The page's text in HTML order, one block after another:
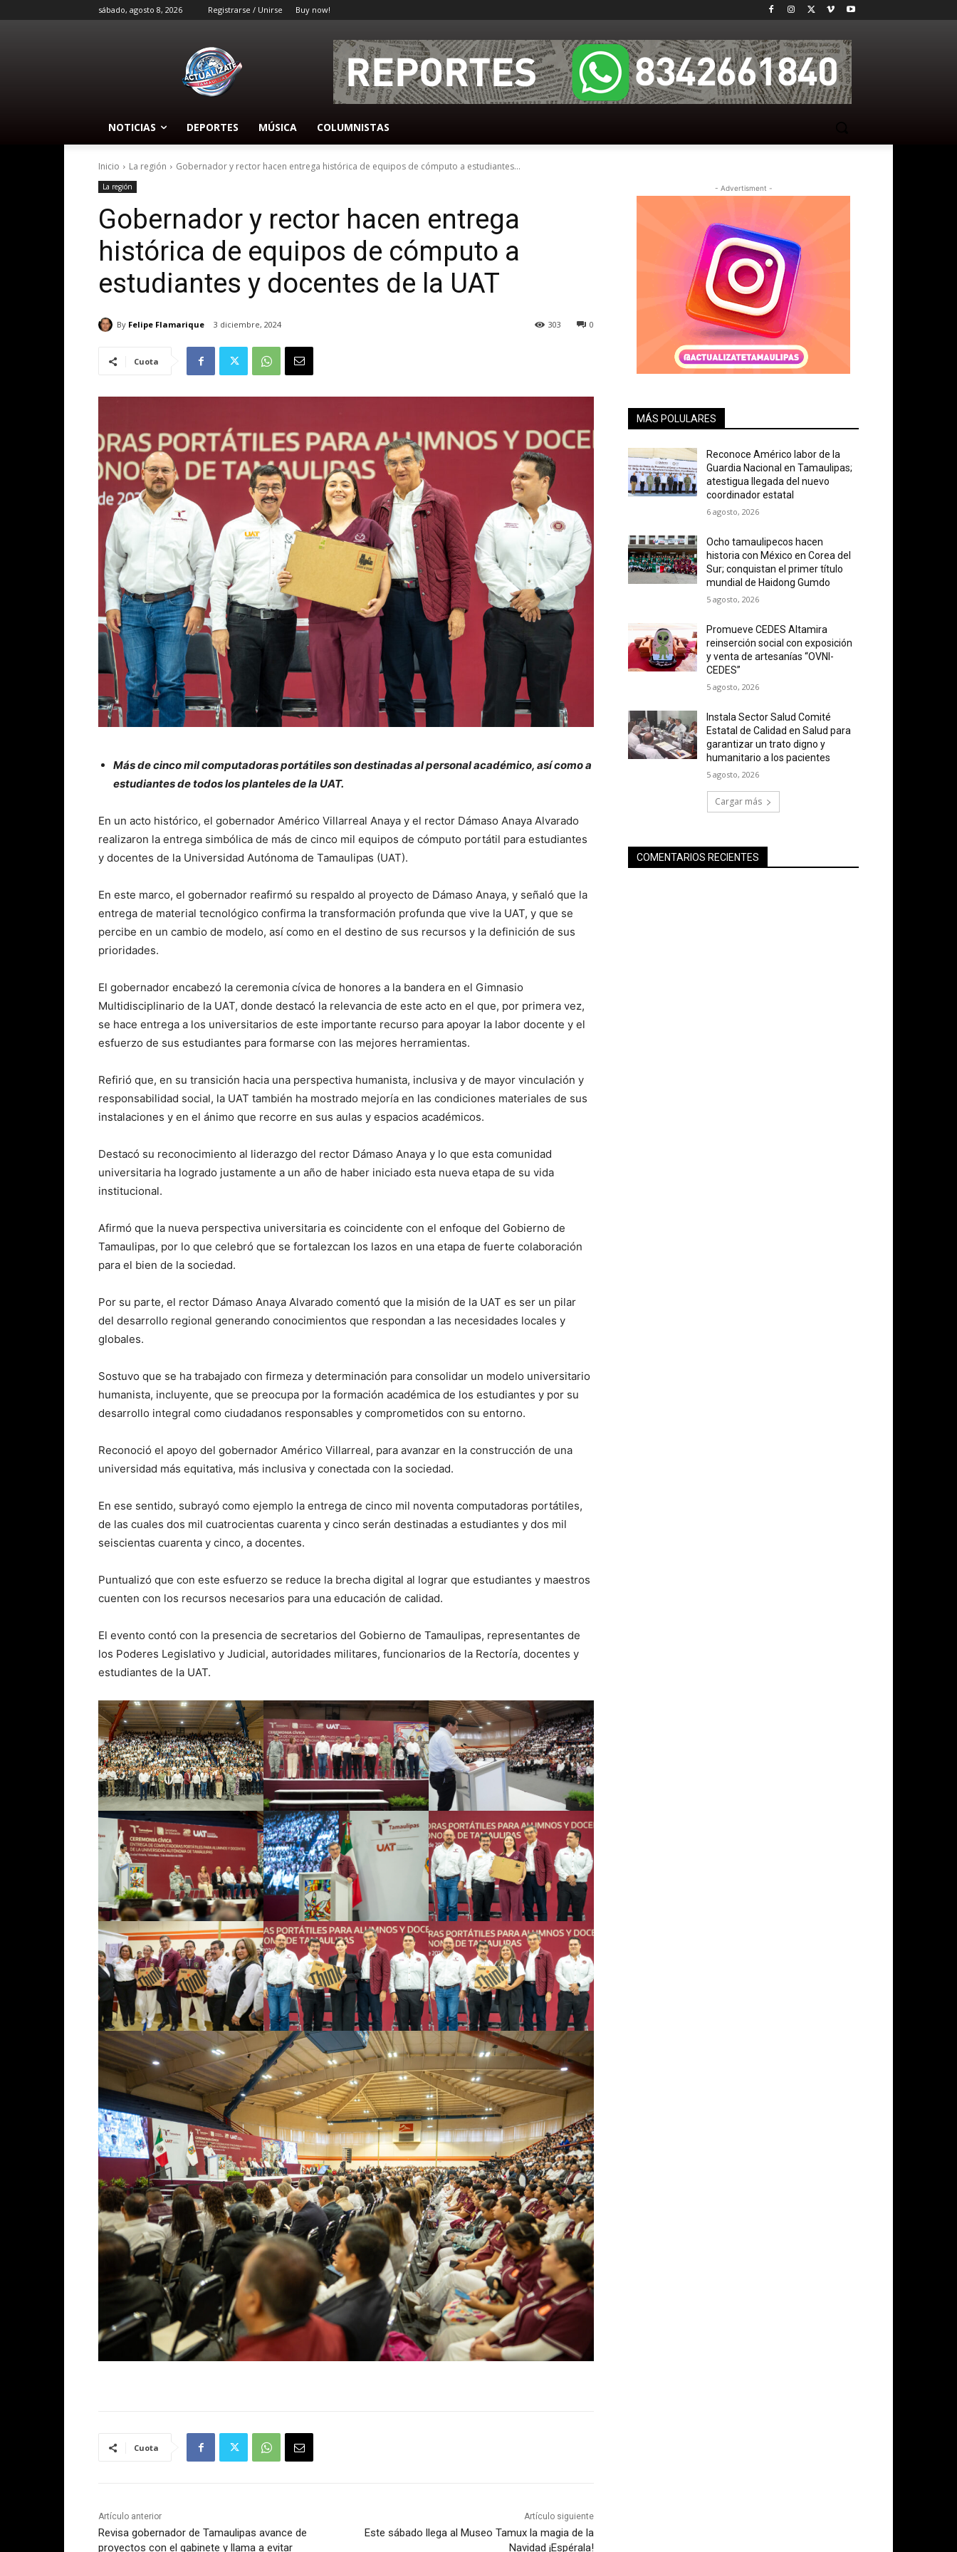
sábado, agosto 8, 2026 Registrarse / Unirse Buy now!
NOTICIAS DEPORTES MÚSICA COLUMNISTAS
Inicio La región Gobernador y rector hacen entrega histórica de equipos de cómputo a estudiantes...
La región
Gobernador y rector hacen entrega
histórica de equipos de cómputo a
estudiantes y docentes de la UAT
By Felipe Flamarique 3 diciembre, 2024 0
303
Cuota
Más de cinco mil computadoras portátiles son destinadas al personal académico, así como a
estudiantes de todos los planteles de la UAT.
En un acto histórico, el gobernador Américo Villarreal Anaya y el rector Dámaso Anaya Alvarado
realizaron la entrega simbólica de más de cinco mil equipos de cómputo portátil para estudiantes
y docentes de la Universidad Autónoma de Tamaulipas (UAT).
En este marco, el gobernador reafirmó su respaldo al proyecto de Dámaso Anaya, y señaló que la
entrega de material tecnológico confirma la transformación profunda que vive la UAT, y que se
percibe en un cambio de modelo, así como en el destino de sus recursos y la definición de sus
prioridades.
El gobernador encabezó la ceremonia cívica de honores a la bandera en el Gimnasio
Multidisciplinario de la UAT, donde destacó la relevancia de este acto en el que, por primera vez,
se hace entrega a los universitarios de este importante recurso para apoyar la labor docente y el
esfuerzo de sus estudiantes para formarse con las mejores herramientas.
Refirió que, en su transición hacia una perspectiva humanista, inclusiva y de mayor vinculación y
responsabilidad social, la UAT también ha mostrado mejoría en las condiciones materiales de sus
instalaciones y en el ánimo que recorre en sus aulas y espacios académicos.
Destacó su reconocimiento al liderazgo del rector Dámaso Anaya y lo que esta comunidad
universitaria ha logrado justamente a un año de haber iniciado esta nueva etapa de su vida
institucional.
Afirmó que la nueva perspectiva universitaria es coincidente con el enfoque del Gobierno de
Tamaulipas, por lo que celebró que se fortalezcan los lazos en una etapa de fuerte colaboración
para el bien de la sociedad.
Por su parte, el rector Dámaso Anaya Alvarado comentó que la misión de la UAT es ser un pilar
del desarrollo regional generando conocimientos que respondan a las necesidades locales y
globales.
Sostuvo que se ha trabajado con firmeza y determinación para consolidar un modelo universitario
humanista, incluyente, que se preocupa por la formación académica de los estudiantes y por su
desarrollo integral como ciudadanos responsables y comprometidos con su entorno.
Reconoció el apoyo del gobernador Américo Villarreal, para avanzar en la construcción de una
universidad más equitativa, más inclusiva y conectada con la sociedad.
En ese sentido, subrayó como ejemplo la entrega de cinco mil noventa computadoras portátiles,
de las cuales dos mil cuatrocientas cuarenta y cinco serán destinadas a estudiantes y dos mil
seiscientas cuarenta y cinco, a docentes.
Puntualizó que con este esfuerzo se reduce la brecha digital al lograr que estudiantes y maestros
cuenten con los recursos necesarios para una educación de calidad.
El evento contó con la presencia de secretarios del Gobierno de Tamaulipas, representantes de
los Poderes Legislativo y Judicial, autoridades militares, funcionarios de la Rectoría, docentes y
estudiantes de la UAT.
Cuota
Artículo anterior
Revisa gobernador de Tamaulipas avance de
proyectos con el gabinete y llama a evitar
Artículo siguiente
Este sábado llega al Museo Tamux la magia de la
Navidad ¡Espérala!
- Advertisment -
MÁS POLULARES
Reconoce Américo labor de la
Guardia Nacional en Tamaulipas;
atestigua llegada del nuevo
coordinador estatal
6 agosto, 2026
Ocho tamaulipecos hacen
historia con México en Corea del
Sur; conquistan el primer título
mundial de Haidong Gumdo
5 agosto, 2026
Promueve CEDES Altamira
reinserción social con exposición
y venta de artesanías “OVNI-
CEDES”
5 agosto, 2026
Instala Sector Salud Comité
Estatal de Calidad en Salud para
garantizar un trato digno y
humanitario a los pacientes
5 agosto, 2026
Cargar más
COMENTARIOS RECIENTES